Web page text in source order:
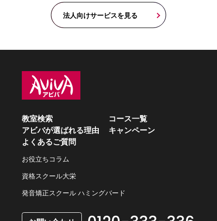
法人向けサービスを見る
教室検索
コース一覧
アビバが選ばれる理由
キャンペーン
よくあるご質問
お役立ちコラム
資格スクール大栄
発音矯正スクール ハミングバード